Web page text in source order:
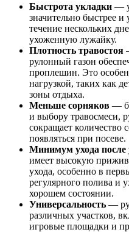
Быстрота укладки —
значительно быстрее
течение нескольких
ухоженную лужайку.
Плотность травостоя
рулонный газон
проплешин. Это
нагрузкой, таких как
зоны отдыха.
Меньше сорняков —
и выбору травосмеси,
сокращает количество
появляться при посеве.
Минимум ухода после
имеет высокую
ухода, особенно в
регулярного полива и
хорошем состоянии.
Универсальность —
различных участков,
игровые площадки и